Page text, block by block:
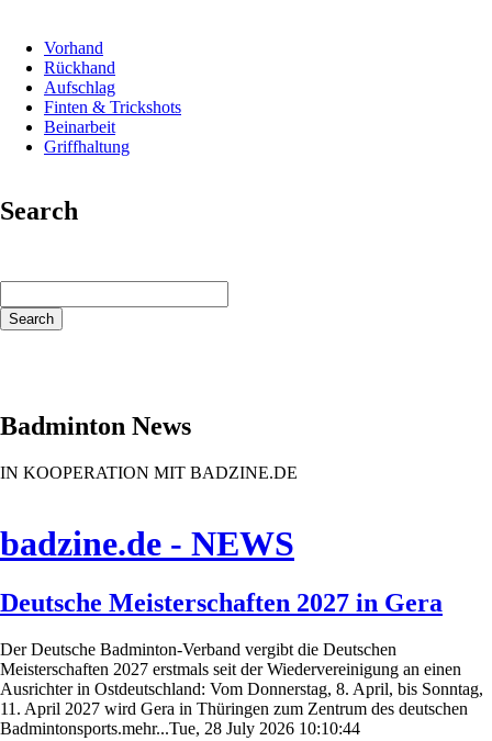
Vorhand
Rückhand
Aufschlag
Finten & Trickshots
Beinarbeit
Griffhaltung
Search
Search
Badminton News
IN KOOPERATION MIT BADZINE.DE
badzine.de - NEWS
Deutsche Meisterschaften 2027 in Gera
Der Deutsche Badminton-Verband vergibt die Deutschen
Meisterschaften 2027 erstmals seit der Wiedervereinigung an einen
Ausrichter in Ostdeutschland: Vom Donnerstag, 8. April, bis Sonntag,
11. April 2027 wird Gera in Thüringen zum Zentrum des deutschen
Badmintonsports.mehr...Tue, 28 July 2026 10:10:44